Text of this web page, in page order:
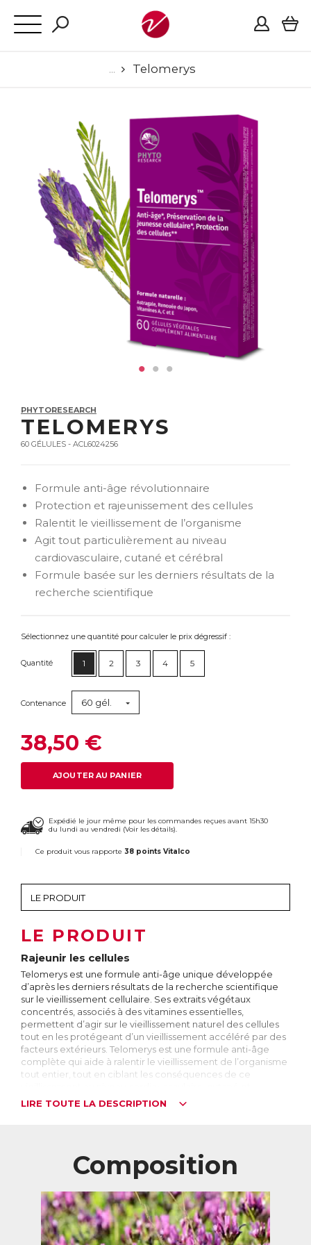
Telomerys
PHYTORESEARCH
TELOMERYS
60 GÉLULES - ACL6024256
Formule anti-âge révolutionnaire
Protection et rajeunissement des cellules
Ralentit le vieillissement de l’organisme
Agit tout particulièrement au niveau
cardiovasculaire, cutané et cérébral
Formule basée sur les derniers résultats de la
recherche scientifique
Sélectionnez une quantité pour calculer le prix dégressif :
Quantité 1 2 3 4 5
Contenance 60 gél.
38,50 €
AJOUTER AU PANIER
Expédié le jour même pour les commandes reçues avant 15h30
du lundi au vendredi (Voir les détails).
Ce produit vous rapporte 38 points Vitalco
LE PRODUIT
Rajeunir les cellules
Telomerys est une formule anti-âge unique développée
d’après les derniers résultats de la recherche scientifique
sur le vieillissement cellulaire. Ses extraits végétaux
concentrés, associés à des vitamines essentielles,
permettent d’agir sur le vieillissement naturel des cellules
tout en les protégeant d’un vieillissement accéléré par des
facteurs extérieurs. Telomerys est une formule anti-âge
complète qui aide à ralentir le vieillissement de l’organisme
tout entier, tout en ciblant les conséquences de ce
cérébral.
ont reçu le Prix Nobel de médecine et physiologie pour
leurs travaux sur le vieillissement cellulaire. Ils ont découvert
qu’à l’intérieur de chaque cellule de l’organisme se
trouvent des télomères, des fragments d’ADN qui
déterminent sa durée de vie. Ces télomères raccourcissent
progressivement jusqu’à atteindre une longueur critique,
ce qui entraîne la mort de la cellule. Véritables aiguilles de
l’horloge biologique, ils régissent la vitesse à laquelle vieillit
LIRE TOUTE LA DESCRIPTION
Composition